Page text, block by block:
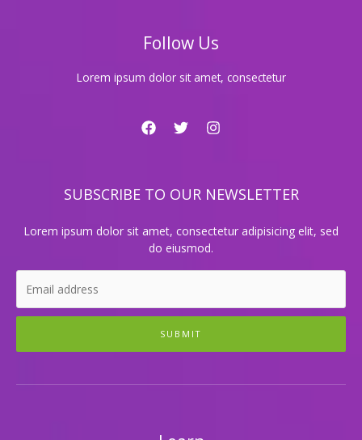
Follow Us
Lorem ipsum dolor sit amet, consectetur
SUBSCRIBE TO OUR NEWSLETTER
Lorem ipsum dolor sit amet, consectetur adipisicing elit, sed
do eiusmod.
SUBMIT